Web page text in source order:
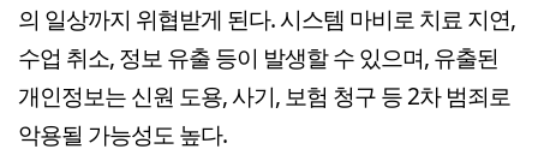
의 일상까지 위협받게 된다. 시스템 마비로 치료 지연,
수업 취소, 정보 유출 등이 발생할 수 있으며, 유출된
개인정보는 신원 도용, 사기, 보험 청구 등 2차 범죄로
악용될 가능성도 높다.